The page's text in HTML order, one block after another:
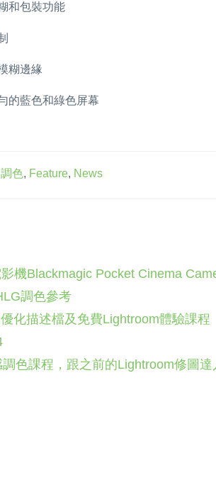
和包裝功能
糊邊緣
的藍色和綠色屏幕
色, Feature, News
機Blackmagic Pocket Cinema
調色參考
化描述檔及免費Lightroom體驗課程
色課程，跟之前的Lightroom修圖